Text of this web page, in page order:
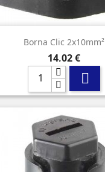
Borna Clic 2x10mm²
Precio
14,02 €
